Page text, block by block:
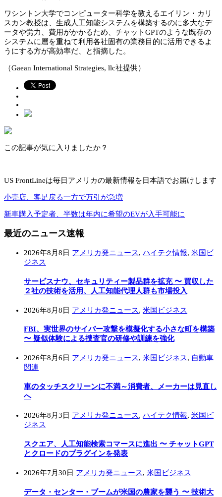
ワシントン大学でコンピューター科学を教えるエイリン・カリ
スカン教授は、生成人工知能システムを構築するのに多大なデ
ータや労力、費用がかかるため、チャットGPTのような既存の
システムに層を重ねて利用各社固有の業務目的に活用できるよ
うにする方が高効率だ、と指摘した。
（Gaean International Strategies, llc社提供）
この記事が気に入りましたか？
US FrontLineは毎日アメリカの最新情報を日本語でお届けします
小売店、客足戻る一方で万引が急増
新車購入予定者、半数は年内に希望のEVが入手可能に
最近のニュース速報
2026年8月8日 アメリカ発ニュース, ハイテク情報, 米国ビ
ジネス
サービスナウ、セキュリティー製品群を拡充 〜 買収した
２社の技術を活用、人工知能代理人群も市場投入
2026年8月8日 アメリカ発ニュース, 米国ビジネス
FBI、実世界のサイバー攻撃を模擬化する小さな町を構築
〜 疑似体験による捜査官の研修や訓練を強化
2026年8月6日 アメリカ発ニュース, 米国ビジネス, 自動車
関連
車のタッチスクリーンに不満～消費者、メーカーは見直し
へ
2026年8月3日 アメリカ発ニュース, ハイテク情報, 米国ビ
ジネス
スクエア、人工知能検索コマースに進出 〜 チャットGPT
とクロードのプラグインを発表
2026年7月30日 アメリカ発ニュース, 米国ビジネス
データ・センター・ブームが米国の農家を襲う 〜 技術大